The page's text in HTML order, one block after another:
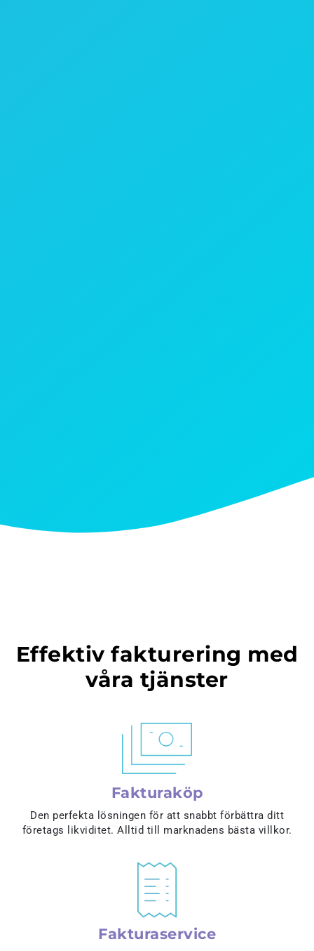
Effektiv fakturering med
våra tjänster
Fakturaköp
Den perfekta lösningen för att snabbt förbättra ditt
företags likviditet. Alltid till marknadens bästa villkor.
Fakturaservice